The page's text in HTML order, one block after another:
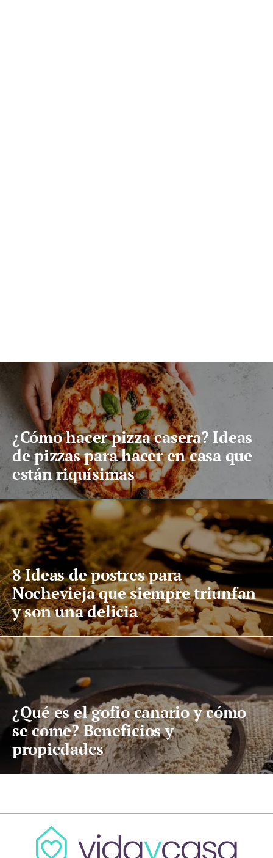
¿Cómo hacer pizza casera? Ideas
de pizzas para hacer en casa que
están riquísimas
8 Ideas de postres para
Nochevieja que siempre triunfan
y son una delicia
¿Qué es el gofio canario y cómo
se come? Beneficios y
propiedades